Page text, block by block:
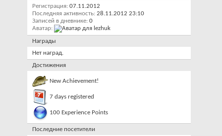
Регистрация 07.11.2012
Последняя активность 28.11.2012 23:10
Записей в дневнике 0
Аватар
Награды
Нет наград.
Достижения
New Achievement!
7 days registered
100 Experience Points
Последние посетители